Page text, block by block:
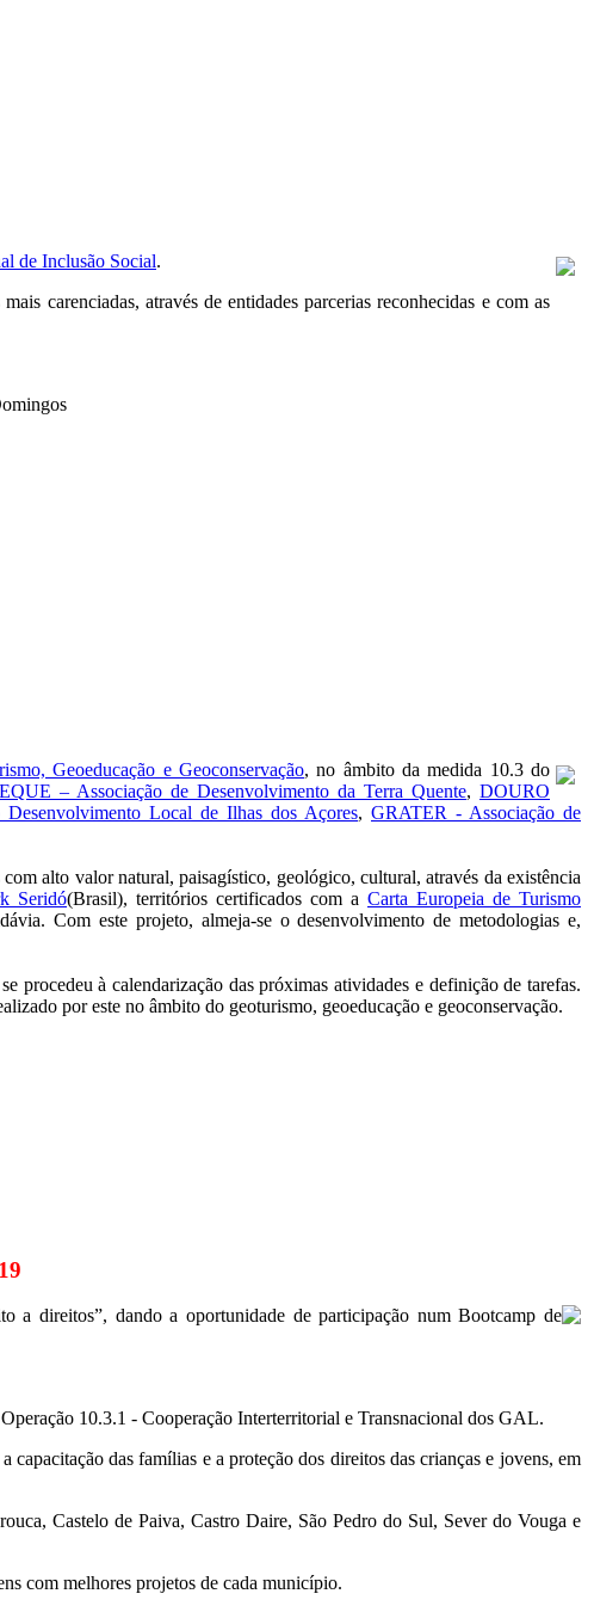
de Inclusão Social.
carenciadas, através de entidades parcerias reconhecidas e com as
Geoeducação e Geoconservação, no âmbito da medida 10.3 do
– Associação de Desenvolvimento da Terra Quente, DOURO
Local de Ilhas dos Açores, GRATER - Associação de
alto valor natural, paisagístico, geológico, cultural, através da existência
Seridó(Brasil), territórios certificados com a Carta Europeia de Turismo
Com este projeto, almeja-se o desenvolvimento de metodologias e,
procedeu à calendarização das próximas atividades e definição de tarefas.
por este no âmbito do geoturismo, geoeducação e geoconservação.
a direitos”, dando a oportunidade de participação num Bootcamp de
10.3.1 - Cooperação Interterritorial e Transnacional dos GAL.
das famílias e a proteção dos direitos das crianças e jovens, em
Castelo de Paiva, Castro Daire, São Pedro do Sul, Sever do Vouga e
com melhores projetos de cada município.